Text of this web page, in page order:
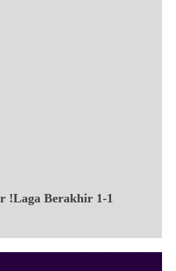
!Laga Berakhir 1-1